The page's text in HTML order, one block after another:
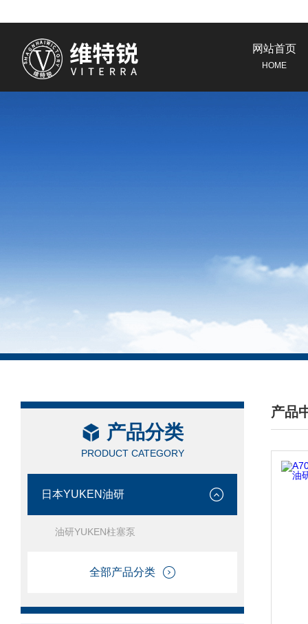
网站首页
HOME
产品分类
PRODUCT CATEGORY
日本YUKEN油研
油研YUKEN柱塞泵
全部产品分类
产品
/